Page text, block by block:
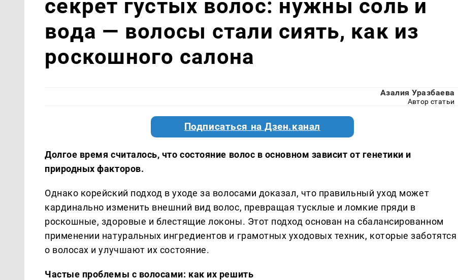
секрет густых волос: нужны соль и
вода — волосы стали сиять, как из
роскошного салона
Азалия Уразбаева
Автор статьи
Подписаться на Дзен.канал
Долгое время считалось, что состояние волос в основном зависит от генетики и
природных факторов.
Однако корейский подход в уходе за волосами доказал, что правильный уход может
кардинально изменить внешний вид волос, превращая тусклые и ломкие пряди в
роскошные, здоровые и блестящие локоны. Этот подход основан на сбалансированном
применении натуральных ингредиентов и грамотных уходовых техник, которые заботятся
о волосах и улучшают их состояние.
Частые проблемы с волосами: как их решить